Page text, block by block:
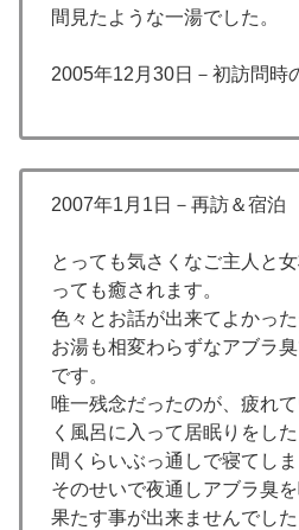
間見たような一湯でした。
2005年12月30日－初訪問時
2007年1月1日－再訪＆宿泊
とっても気さくなご主人と
っても癒されます。
色々とお話が出来てよかった
お湯も相変わらずなアブラ
です。
唯一残念だったのが、疲れ
く風呂に入って居眠りをし
間くらいぶっ通しで寝てし
そのせいで夜通しアブラ臭
果たす事が出来ませんでした